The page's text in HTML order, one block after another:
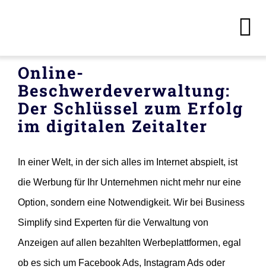
Startseite
Dienstleistungen
Deutsch
Kontakt
Online-
Beschwerdeverwaltung:
Der Schlüssel zum Erfolg
im digitalen Zeitalter
In einer Welt, in der sich alles im Internet abspielt, ist
die Werbung für Ihr Unternehmen nicht mehr nur eine
Option, sondern eine Notwendigkeit. Wir bei Business
Simplify sind Experten für die Verwaltung von
Anzeigen auf allen bezahlten Werbeplattformen, egal
ob es sich um Facebook Ads, Instagram Ads oder